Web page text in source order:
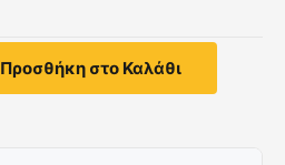
Προσθήκη στο Καλάθι